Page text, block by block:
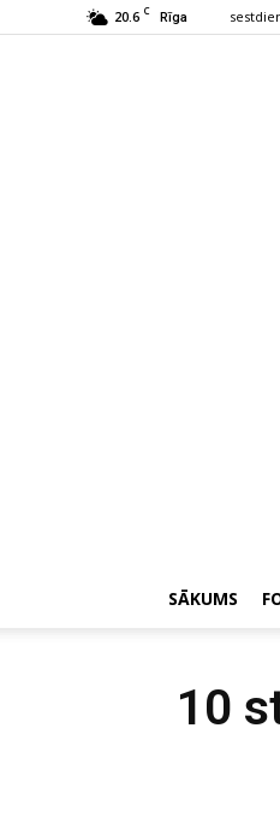
20.6 C Rīga
SĀKUMS
10